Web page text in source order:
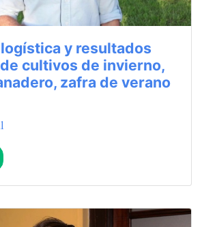
y resultados
cultivos de invierno,
zafra de verano